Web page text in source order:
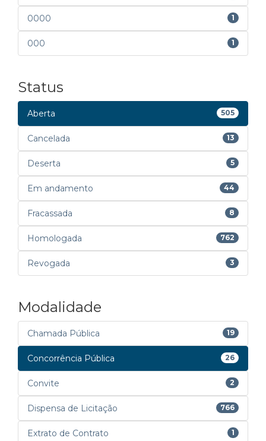
0000 1
000 1
Status
Aberta 505
Cancelada 13
Deserta 5
Em andamento 44
Fracassada 8
Homologada 762
Revogada 3
Modalidade
Chamada Pública 19
Concorrência Pública 26
Convite 2
Dispensa de Licitação 766
Extrato de Contrato 1